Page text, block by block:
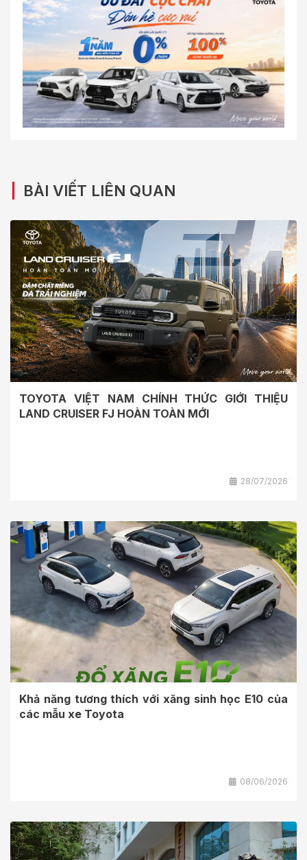
BÀI VIẾT LIÊN QUAN
TOYOTA VIỆT NAM CHÍNH THỨC GIỚI THIỆU
LAND CRUISER FJ HOÀN TOÀN MỚI
28/07/2026
Khả năng tương thích với xăng sinh học E10 của
các mẫu xe Toyota
08/06/2026